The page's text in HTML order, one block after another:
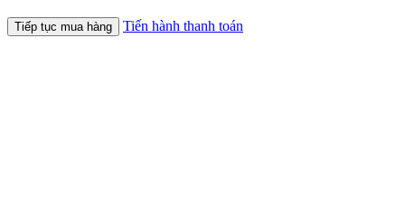
Tiếp tục mua hàng Tiến hành thanh toán